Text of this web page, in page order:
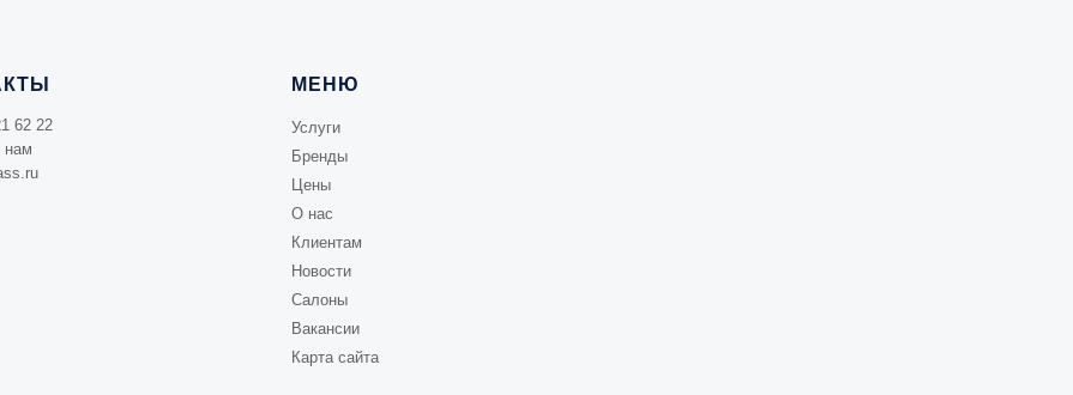
62 22
нам
МЕНЮ
Услуги
Бренды
Цены
О нас
Клиентам
Новости
Салоны
Вакансии
Карта сайта